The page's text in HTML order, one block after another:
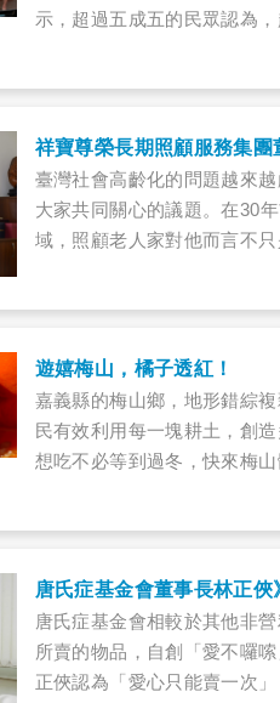
示，超過五成五的民眾認為
臺灣社會高齡化的問題越來
大家共同關心的議題。在30
域，照顧老人家對他而言不
遊嬉梅山，橘子透紅！
嘉義縣的梅山鄉，地形錯綜
民有效利用每一塊耕土，創
想吃不必等到過冬，快來梅
行，開始有了駕車技術的挑
唐氏症基金會董事長林正
唐氏症基金會相較於其他非
所賣的物品，自創「愛不囉
正俠認為「愛心只能賣一次